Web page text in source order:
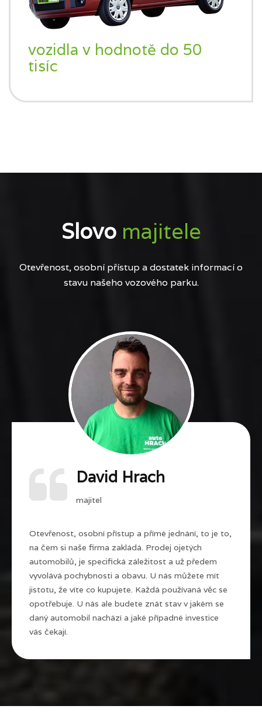
vozidla v hodnotě do 50
tisíc
Slovo majitele
Otevřenost, osobní přístup a dostatek informací o
stavu našeho vozového parku.
David Hrach
majitel
Otevřenost, osobní přístup a přímé jednání, to je to,
na čem si naše firma zakládá. Prodej ojetých
automobilů, je specifická záležitost a už předem
vyvolává pochybnosti a obavu. U nás můžete mít
jistotu, že víte co kupujete. Každá používaná věc se
opotřebuje. U nás ale budete znát stav v jakém se
daný automobil nachází a jaké případné investice
vás čekají.